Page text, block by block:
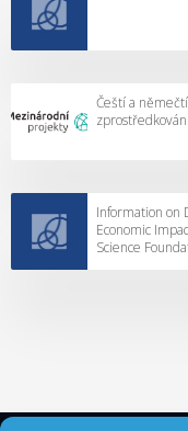
Čeští a
Information on
Economic
Science